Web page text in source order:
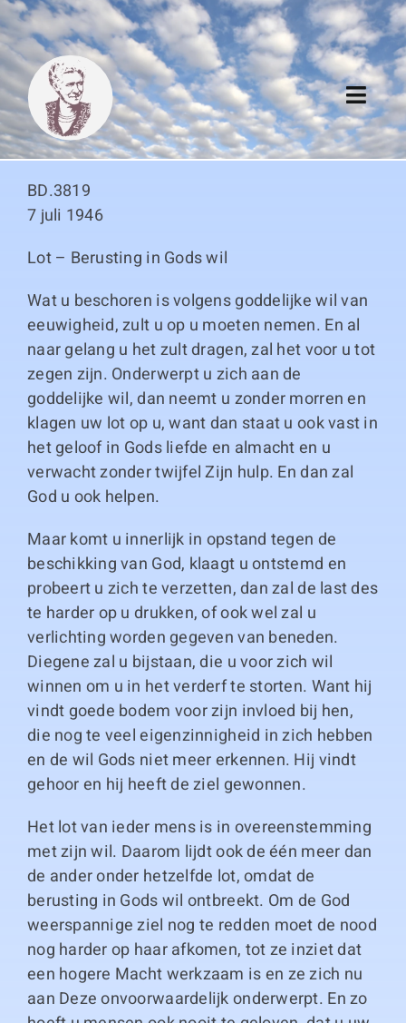
Skip
to
content
Algemeen
Thema boeken
Duitse boeken
Links
BD.3819
7 juli 1946
Lot – Berusting in Gods wil
Wat u beschoren is volgens goddelijke wil van
eeuwigheid, zult u op u moeten nemen. En al
naar gelang u het zult dragen, zal het voor u tot
zegen zijn. Onderwerpt u zich aan de
goddelijke wil, dan neemt u zonder morren en
klagen uw lot op u, want dan staat u ook vast in
het geloof in Gods liefde en almacht en u
verwacht zonder twijfel Zijn hulp. En dan zal
God u ook helpen.
Maar komt u innerlijk in opstand tegen de
beschikking van God, klaagt u ontstemd en
probeert u zich te verzetten, dan zal de last des
te harder op u drukken, of ook wel zal u
verlichting worden gegeven van beneden.
Diegene zal u bijstaan, die u voor zich wil
winnen om u in het verderf te storten. Want hij
vindt goede bodem voor zijn invloed bij hen,
die nog te veel eigenzinnigheid in zich hebben
en de wil Gods niet meer erkennen. Hij vindt
gehoor en hij heeft de ziel gewonnen.
Het lot van ieder mens is in overeenstemming
met zijn wil. Daarom lijdt ook de één meer dan
de ander onder hetzelfde lot, omdat de
berusting in Gods wil ontbreekt. Om de God
weerspannige ziel nog te redden moet de nood
nog harder op haar afkomen, tot ze inziet dat
een hogere Macht werkzaam is en ze zich nu
aan Deze onvoorwaardelijk onderwerpt. En zo